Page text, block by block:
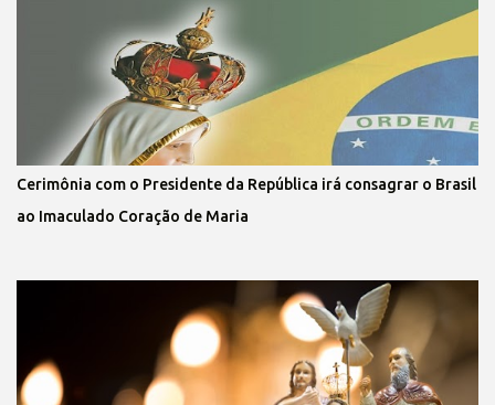
Cerimônia com o Presidente da República irá consagrar o Brasil
ao Imaculado Coração de Maria